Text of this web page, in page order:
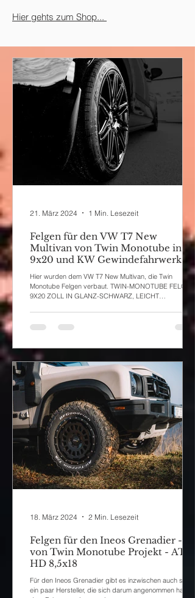
Hier gehts zum Shop...
Felgen für den VW T7 New
Multivan von Twin Monotube in
9x20 und KW Gewindefahrwerk
Hier wurden dem VW T7 New Multivan, die Twin
Monotube Felgen verbaut. TWIN-MONOTUBE FELGE
9X20 ZOLL IN GLANZ-SCHWARZ, LEICHT
21. März 2024 1 Min. Lesezeit
Felgen für den Ineos Grenadier -
von Twin Monotube Projekt - AT
HD 8,5x18
Für den Ineos Grenadier gibt es inzwischen auch schon
ein paar Hersteller, die sich darum angenommen haben,
18. März 2024 2 Min. Lesezeit